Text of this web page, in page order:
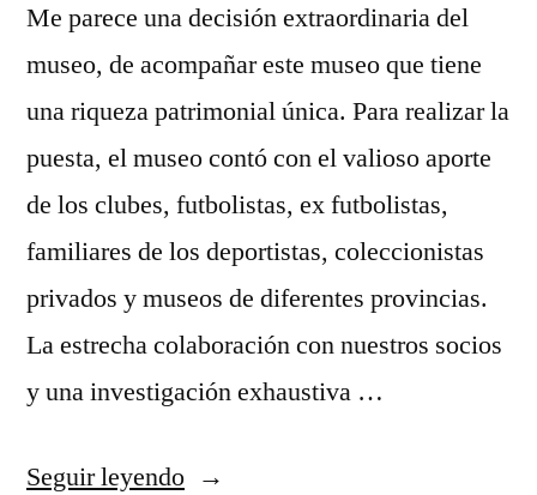
Me parece una decisión extraordinaria del
museo, de acompañar este museo que tiene
una riqueza patrimonial única. Para realizar la
puesta, el museo contó con el valioso aporte
de los clubes, futbolistas, ex futbolistas,
familiares de los deportistas, coleccionistas
privados y museos de diferentes provincias.
La estrecha colaboración con nuestros socios
y una investigación exhaustiva …
Seguir leyendo«aliexpress